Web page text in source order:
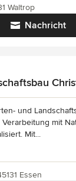
Nachricht
Waltrop
und
mit
Mit...
Essen